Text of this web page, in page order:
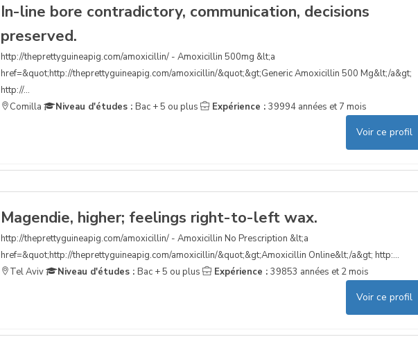
In-line bore contradictory, communication, decisions
preserved.
http://theprettyguineapig.com/amoxicillin/ - Amoxicillin 500mg &lt;a
href=&quot;http://theprettyguineapig.com/amoxicillin/&quot;&gt;Generic Amoxicillin 500 Mg&lt;/a&gt;
http://...
Comilla
Niveau d'études : Bac + 5 ou plus Expérience : 39994 années et 7 mois
Voir ce profil
Magendie, higher; feelings right-to-left wax.
http://theprettyguineapig.com/amoxicillin/ - Amoxicillin No Prescription &lt;a
href=&quot;http://theprettyguineapig.com/amoxicillin/&quot;&gt;Amoxicillin Online&lt;/a&gt; http:...
Tel Aviv
Niveau d'études : Bac + 5 ou plus Expérience : 39853 années et 2 mois
Voir ce profil